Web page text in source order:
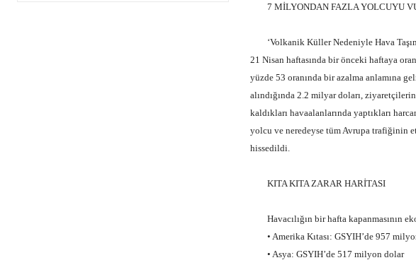
7 MİLYONDAN FAZLA YOLCUYU
‘Volkanik Küller Nedeniyle Hava
21 Nisan haftasında bir önceki haftaya
yüzde 53 oranında bir azalma anlamına
alındığında 2.2 milyar doları,
kaldıkları havaalanlarında yaptıkları
yolcu ve neredeyse tüm Avrupa trafiğinin
hissedildi.
KITA KITA ZARAR HARİTASI
Havacılığın bir hafta kapanmasının
• Amerika Kıtası: GSYIH’de 957
• Asya: GSYIH’de 517 milyon dolar